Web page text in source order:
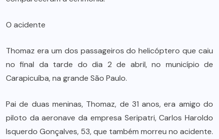
O acidente
Thomaz era um dos passageiros do helicóptero que caiu
no final da tarde do dia 2 de abril, no município de
Carapicuíba, na grande São Paulo.
Pai de duas meninas, Thomaz, de 31 anos, era amigo do
piloto da aeronave da empresa Seripatri, Carlos Haroldo
Isquerdo Gonçalves, 53, que também morreu no acidente.